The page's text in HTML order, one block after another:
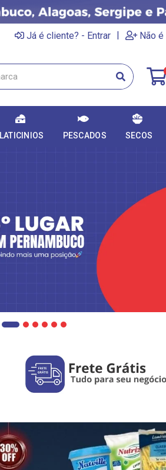
Já é cliente? - Entrar | Não
LATICINIOS PESCADOS SECOS